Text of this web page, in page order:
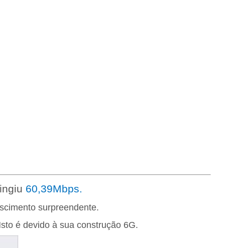
60,39Mbps.
surpreendente.
é devido à sua construção 6G.